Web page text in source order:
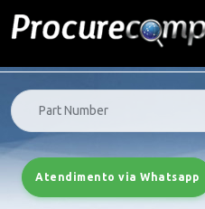
Atendimento via Whatsapp